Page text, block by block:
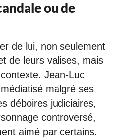
ou de
de lui, non seulement
de leurs valises, mais
Jean-Luc
malgré ses
déboires judiciaires,
controversé,
aimé par certains.